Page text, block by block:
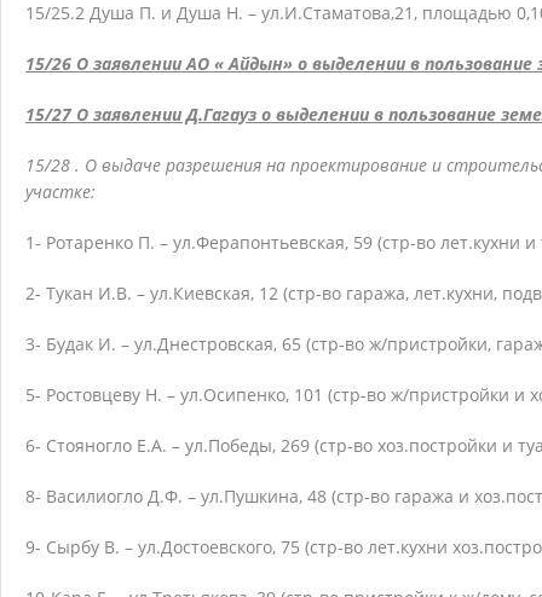
15/25.2 Душа П. и Душа Н. – ул.И.Стаматова,21, площадью
15/26 О заявлении АО « Айдын» о выделении в
15/27 О заявлении Д.Гагауз о выделении в пользование
15/28 . О выдаче разрешения на проектирование и
участке:
1- Ротаренко П. – ул.Ферапонтьевская, 59 (стр-во лет.кухни
2- Тукан И.В. – ул.Киевская, 12 (стр-во гаража, лет.кухни,
3- Будак И. – ул.Днестровская, 65 (стр-во ж/пристройки,
5- Ростовцеву Н. – ул.Осипенко, 101 (стр-во ж/пристройки и
6- Стояногло Е.А. – ул.Победы, 269 (стр-во хоз.постройки и
8- Василиогло Д.Ф. – ул.Пушкина, 48 (стр-во гаража и
9- Сырбу В. – ул.Достоевского, 75 (стр-во лет.кухни